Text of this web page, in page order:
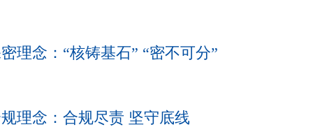
理念：“核铸基石” “密不可分”
理念：合规尽责 坚守底线